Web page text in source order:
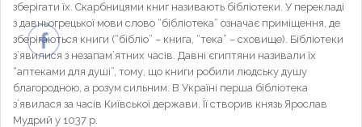
зберігати їх. Скарбницями книг називають бібліотеки. У перекладі
з давньогрецької мови слово “бібліотека” означає приміщення, де
зберігаються книги (“бібліо” – книга, “тека” – сховище). Бібліотеки
з’явилися з незапам’ятних часів. Давні єгиптяни називали їх
“аптеками для душі”, тому, що книги робили людську душу
благородною, а розум сильним. В Україні перша бібліотека
з’явилася за часів Київської держави. Її створив князь Ярослав
Мудрий у 1037 р.